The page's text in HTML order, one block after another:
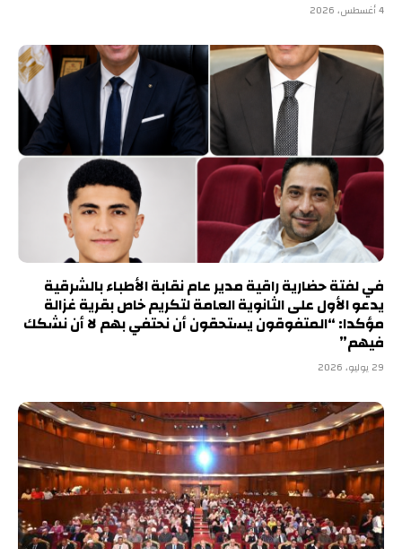
4 أغسطس، 2026
في لفتة حضارية راقية مدير عام نقابة الأطباء بالشرقية
يدعو الأول على الثانوية العامة لتكريم خاص بقرية غزالة
مؤكدا: “المتفوقون يستحقون أن نحتفي بهم لا أن نشكك
فيهم”
29 يوليو، 2026